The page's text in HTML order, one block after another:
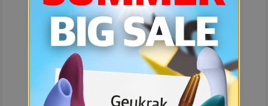
예상치 못한 에러입니다.